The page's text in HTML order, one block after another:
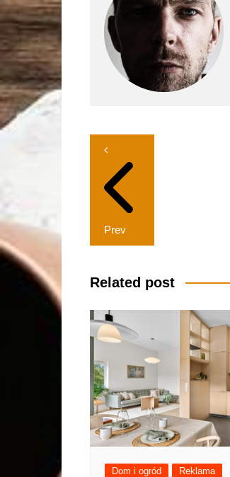
Nawigacja
wpisu
Prev
Related post
Dom i ogród Reklama